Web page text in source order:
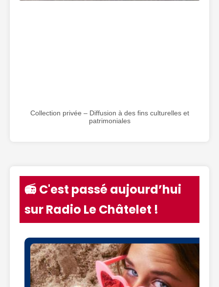
Collection privée – Diffusion à des fins culturelles et
patrimoniales
📻 C'est passé aujourd’hui
sur Radio Le Châtelet !